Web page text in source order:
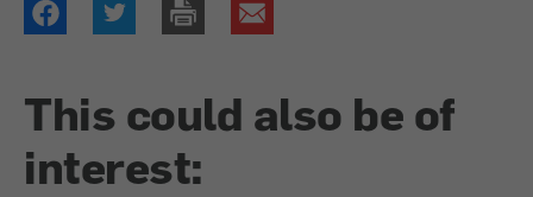
This could also be of
interest: